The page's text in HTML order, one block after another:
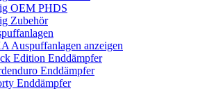
OEM PHDS
Zubehör
Auspuffanlagen anzeigen
Edition Enddämpfer
Enddämpfer
Enddämpfer